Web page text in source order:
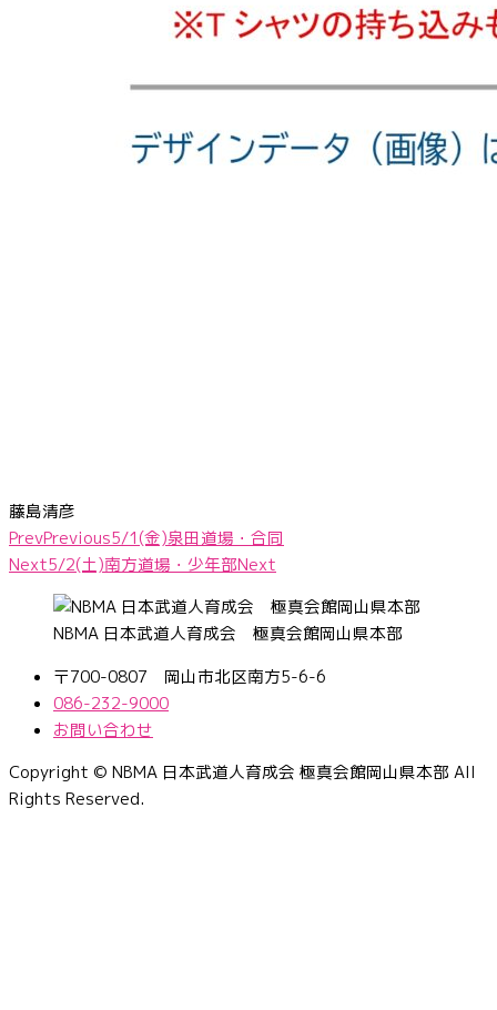
藤島清彦
PrevPrevious5/1(金)泉田道場・合同
Next5/2(土)南方道場・少年部Next
NBMA 日本武道人育成会 極真会館岡山県本部
〒700-0807 岡山市北区南方5-6-6
086-232-9000
お問い合わせ
Copyright © NBMA 日本武道人育成会 極真会館岡山県本部 All
Rights Reserved.